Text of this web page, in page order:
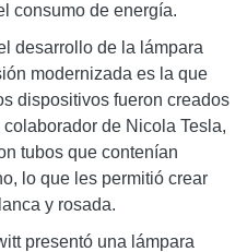
consumo de energía.
desarrollo de la lámpara
modernizada es la que
dispositivos fueron creados
de Nicola Tesla,
tubos que contenían
lo que les permitió crear
y rosada.
presentó una lámpara